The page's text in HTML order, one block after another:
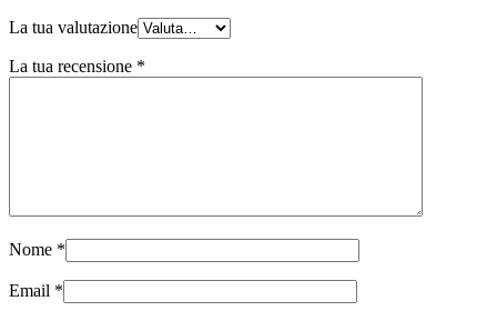
La tua valutazione
La tua recensione *
Nome *
Email *